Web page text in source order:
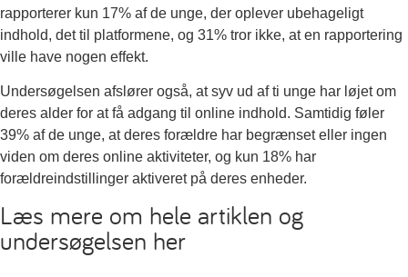
rapporterer kun 17% af de unge, der oplever ubehageligt
indhold, det til platformene, og 31% tror ikke, at en rapportering
ville have nogen effekt.
Undersøgelsen afslører også, at syv ud af ti unge har løjet om
deres alder for at få adgang til online indhold. Samtidig føler
39% af de unge, at deres forældre har begrænset eller ingen
viden om deres online aktiviteter, og kun 18% har
forældreindstillinger aktiveret på deres enheder.
Læs mere om hele artiklen og
undersøgelsen her